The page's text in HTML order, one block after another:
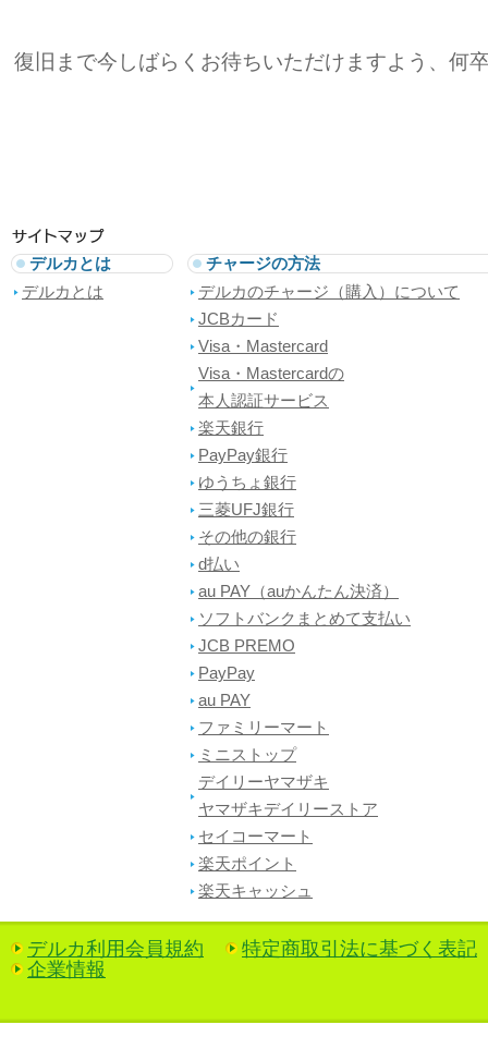
復旧まで今しばらくお待ちいただけますよう、何
デルカとは
デルカとは
チャージの方法
デルカのチャージ（購入）について
JCBカード
Visa・Mastercard
Visa・Mastercardの
本人認証サービス
楽天銀行
PayPay銀行
ゆうちょ銀行
三菱UFJ銀行
その他の銀行
d払い
au PAY（auかんたん決済）
ソフトバンクまとめて支払い
JCB PREMO
PayPay
au PAY
ファミリーマート
ミニストップ
デイリーヤマザキ
ヤマザキデイリーストア
セイコーマート
楽天ポイント
楽天キャッシュ
デルカ利用会員規約
特定商取引法に基づく表記
企業情報